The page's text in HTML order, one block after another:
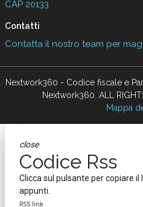
CAP 20133
Contatti
Contatta il nostro team per
Nextwork360 - Codice fiscale e
Nextwork360. ALL
Mappa
close
Codice Rss
Clicca sul pulsante per copiare il
appunti.
RSS link